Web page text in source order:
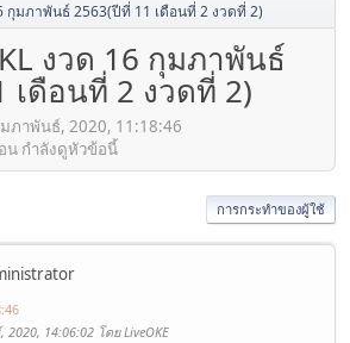
กุมภาพันธ์ 2563(ปีที่ 11 เดือนที่ 2 งวดที่ 2)
งวด 16 กุมภาพันธ์
เดือนที่ 2 งวดที่ 2)
มภาพันธ์, 2020, 11:18:46
น กำลังดูหัวข้อนี้
การกระทำของผู้ใช้
14:06:02 โดย LiveOKE